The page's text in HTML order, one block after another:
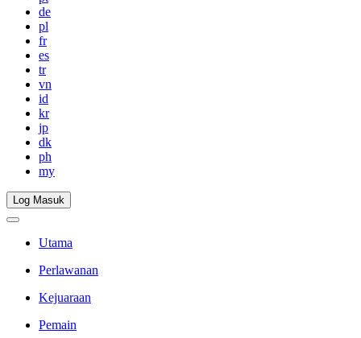
de
pl
fr
es
tr
vn
id
kr
jp
dk
ph
my
Log Masuk
Utama
Perlawanan
Kejuaraan
Pemain